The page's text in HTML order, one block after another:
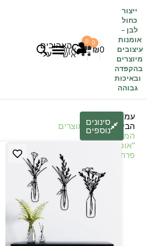
ייצור
כחול
לבן –
אומנות
עיצובים
מיוצרים
בהקפדה
ובאיכות
גבוהה
₪0
0 האהובים
עלי
0
אזור
אישי
עמוד
הבית/חנות/ מוצרים
המתויגים
“אופנות
פרחים”
סינונים
נוספים